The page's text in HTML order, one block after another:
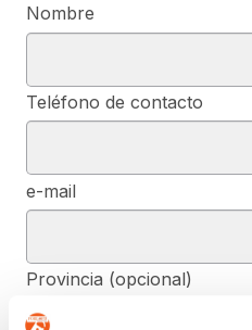
Nombre
Teléfono de contacto
e-mail
Provincia (opcional)